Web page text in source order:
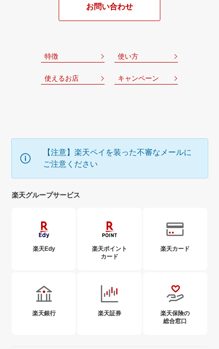
お問い合わせ
特徴 使い方
使えるお店 キャンペーン
【注意】楽天ペイを装った不審なメールに
ご注意ください
楽天グループサービス
楽天Edy
楽天ポイント
カード
楽天カード
楽天銀行 楽天証券
楽天保険の
総合窓口